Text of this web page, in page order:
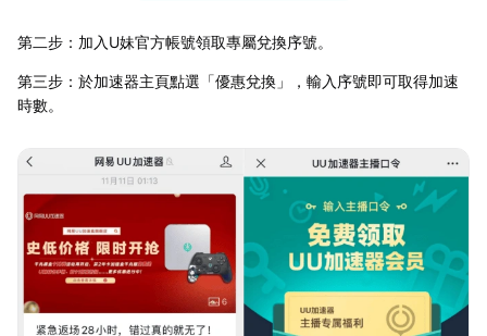
第二步：加入U妹官方帳號領取專屬兌換序號。
第三步：於加速器主頁點選「優惠兌換」，輸入序號即可取得加速
時數。